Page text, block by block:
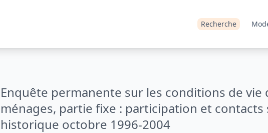
Recherche
Enquête permanente sur les conditions de vie
ménages, partie fixe : participation et contacts
historique octobre 1996-2004